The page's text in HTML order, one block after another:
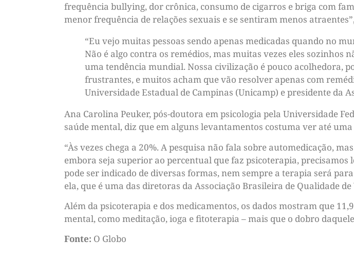
frequência bullying, dor crônica, consumo de cigarros e briga com
menor frequência de relações sexuais e se sentiram menos
“Eu vejo muitas pessoas sendo apenas medicadas quando no
Não é algo contra os remédios, mas muitas vezes eles sozinhos
uma tendência mundial. Nossa civilização é pouco acolhedora,
frustrantes, e muitos acham que vão resolver apenas com
Universidade Estadual de Campinas (Unicamp) e presidente da
Ana Carolina Peuker, pós-doutora em psicologia pela Universidade
saúde mental, diz que em alguns levantamentos costuma ver até
“Às vezes chega a 20%. A pesquisa não fala sobre automedicação,
embora seja superior ao percentual que faz psicoterapia,
pode ser indicado de diversas formas, nem sempre a terapia será
ela, que é uma das diretoras da Associação Brasileira de Qualidade de
Além da psicoterapia e dos medicamentos, os dados mostram que
mental, como meditação, ioga e fitoterapia – mais que o dobro
Fonte: O Globo